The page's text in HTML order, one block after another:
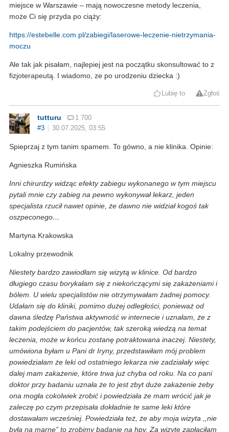
miejsce w Warszawie – mają nowoczesne metody leczenia,
może Ci się przyda po ciąży:
https://estebelle.com.pl/zabiegi/laserowe-leczenie-nietrzymania-
moczu
Ale tak jak pisałam, najlepiej jest na początku skonsultować to z
fizjoterapeutą. I wiadomo, ze po urodzeniu dziecka :)
Lubię to Zgłoś
tutturu
1 700
#3
30.07.2025, 03:55
Spieprzaj z tym tanim spamem. To gówno, a nie klinika. Opinie:
Agnieszka Rumińska
Inni chirurdzy widząc efekty zabiegu wykonanego w tym miejscu
pytali mnie czy zabieg na pewno wykonywał lekarz, jeden
specjalista rzucił nawet opinie, że dawno nie widział kogoś tak
oszpeconego…
Martyna Krakowska
Lokalny przewodnik
Niestety bardzo zawiodłam się wizytą w klinice. Od bardzo
długiego czasu borykałam się z niekończącymi się zakażeniami i
bólem. U wielu specjalistów nie otrzymywałam żadnej pomocy.
Udałam się do kliniki, pomimo dużej odległości, ponieważ od
dawna śledzę Państwa aktywność w internecie i uznałam, że z
takim podejściem do pacjentów, tak szeroką wiedzą na temat
leczenia, może w końcu zostanę potraktowana inaczej. Niestety,
umówiona byłam u Pani dr Iryny, przedstawiłam mój problem
powiedziałam że leki od ostatniego lekarza nie zadziałały więc
dalej mam zakażenie, które trwa już chyba od roku. Na co pani
doktor przy badaniu uznała że to jest zbyt duże zakażenie żeby
ona mogła cokolwiek zrobić i powiedziała że mam wrócić jak je
zaleczę po czym przepisała dokładnie te same leki które
dostawałam wcześniej. Powiedziała też, że aby moja wizyta ,,nie
była na marne” to zrobimy badanie na hpv. Za wizytę zapłaciłam